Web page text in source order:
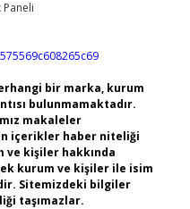
bir marka, kurum
bulunmamaktadır.
makaleler
içerikler haber niteliği
ve kişiler hakkında
kurum ve kişiler ile isim
Sitemizdeki bilgiler
taşımazlar.